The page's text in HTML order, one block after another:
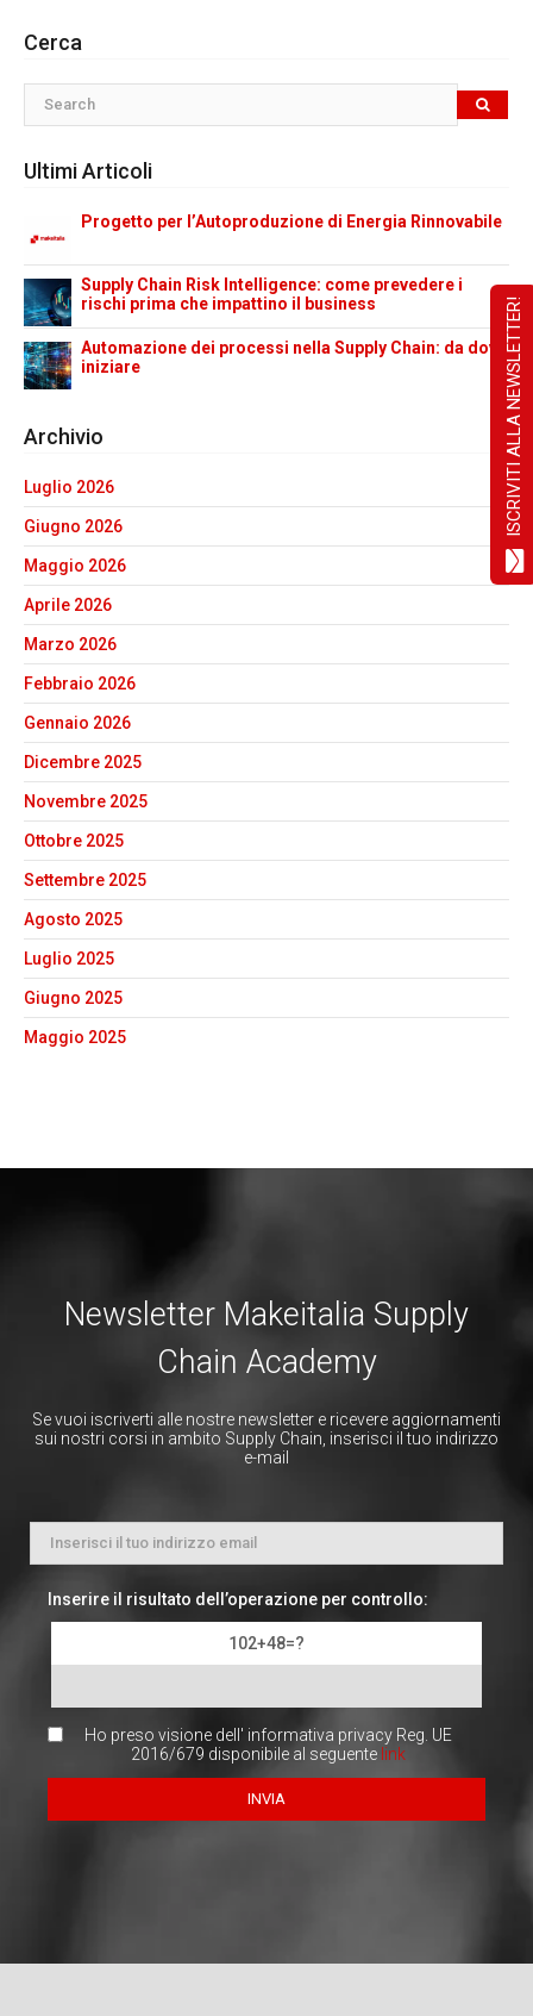
Cerca
Ultimi Articoli
Progetto per l’Autoproduzione di Energia Rinnovabile
Supply Chain Risk Intelligence: come prevedere i
rischi prima che impattino il business
Automazione dei processi nella Supply Chain: da dove
iniziare
Archivio
Luglio 2026
Giugno 2026
Maggio 2026
Aprile 2026
Marzo 2026
Febbraio 2026
Gennaio 2026
Dicembre 2025
Novembre 2025
Ottobre 2025
Settembre 2025
Agosto 2025
Luglio 2025
Giugno 2025
Maggio 2025
Newsletter Makeitalia Supply
Chain Academy
Se vuoi iscriverti alle nostre newsletter e ricevere aggiornamenti
sui nostri corsi in ambito Supply Chain, inserisci il tuo indirizzo
e-mail
Inserire il risultato dell’operazione per controllo:
102+48=?
Ho preso visione dell' informativa privacy Reg. UE
2016/679 disponibile al seguente link
ISCRIVITI ALLA NEWSLETTER!